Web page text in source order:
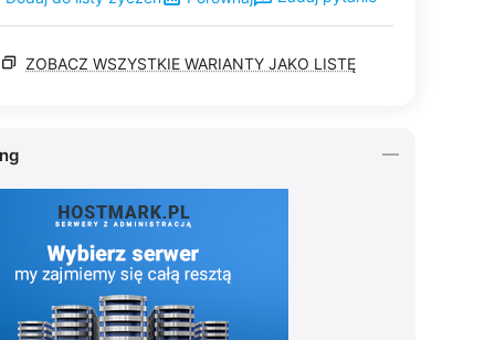
ZOBACZ WSZYSTKIE WARIANTY JAKO LISTĘ